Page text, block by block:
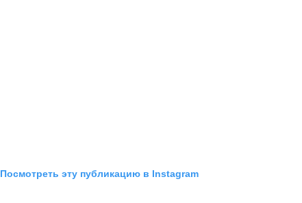
Посмотреть эту публикацию в Instagram